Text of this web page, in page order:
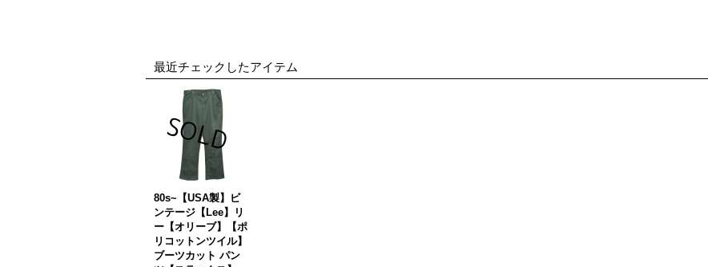
最近チェックしたアイテム
80s~【USA製】ビ
ンテージ【Lee】リ
ー【オリーブ】【ポ
リコットンツイル】
ブーツカット パン